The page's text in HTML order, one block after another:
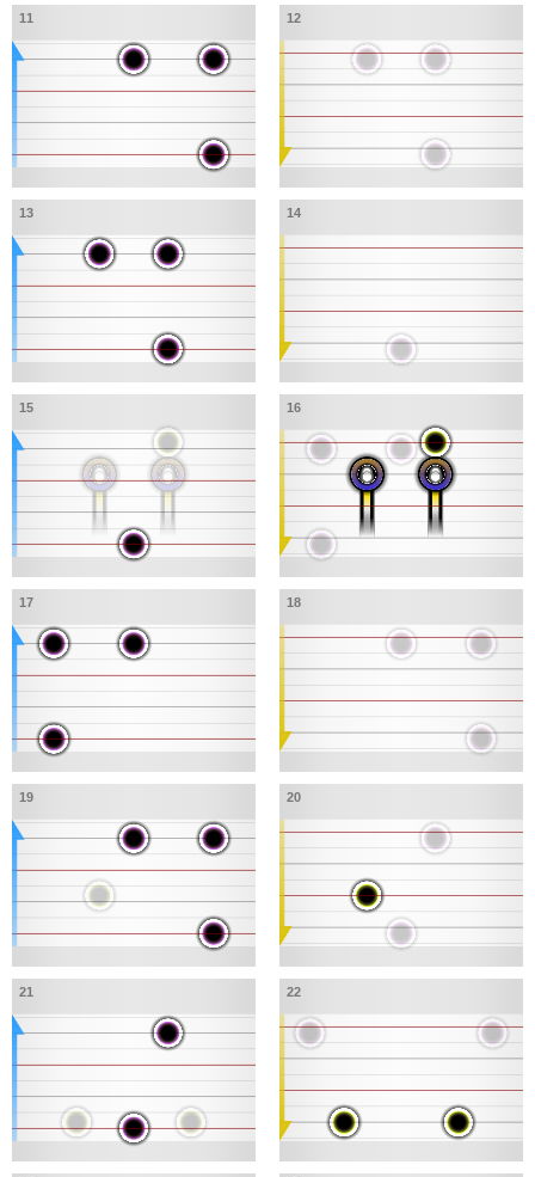
11 12
13 14
15 16
17 18
19 20
21 22